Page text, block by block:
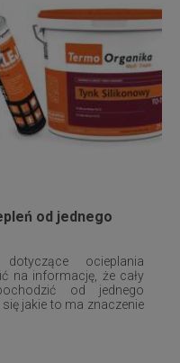
od jednego
ocieplania
na informację, że cały
od jednego
jakie to ma znaczenie